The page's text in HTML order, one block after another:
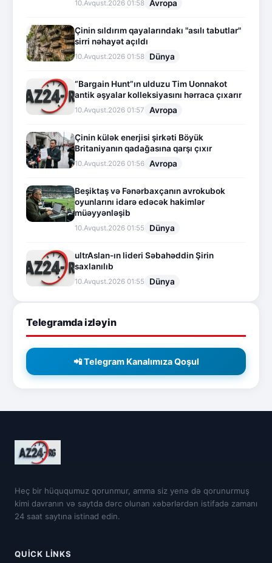
10.Avqust.2026 01:58 Avropa
Çinin sıldırım qayalarındakı "asılı tabutlar"
sirri nəhayət açıldı
10.Avqust.2026 01:58 Dünya
“Bargain Hunt”ın ulduzu Tim Uonnakot
antik əşyalar kolleksiyasını hərraca çıxarır
10.Avqust.2026 01:57 Avropa
Çinin külək enerjisi şirkəti Böyük
Britaniyanın qadağasına qarşı çıxır
10.Avqust.2026 01:56 Avropa
Beşiktaş və Fənərbaxçanın avrokubok
oyunlarını idarə edəcək hakimlər
müəyyənləşib
10.Avqust.2026 01:55 Dünya
ultrAslan-ın lideri Səbahəddin Şirin
saxlanılıb
10.Avqust.2026 01:55 Dünya
Telegramda izləyin
📲 Telegram Kanalımıza Qoşul
Heç bir hüququmuz qorunmur, amma siz yenə də qorunurmuş
kimi davranın və saytda dərc olunan xəbərlərdən istifadə zamanı
24 saat saytına istinad edin.
QUICK LINKS